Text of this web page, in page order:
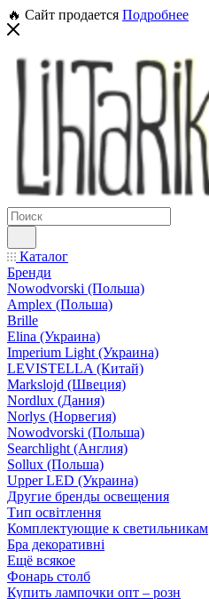
🔥 Сайт продается Подробнее
Каталог
Бренди
Nowodvorski (Польша)
Amplex (Польша)
Brille
Elina (Украина)
Imperium Light (Украина)
LEVISTELLA (Китай)
Markslojd (Швеция)
Nordlux (Дания)
Norlys (Норвегия)
Nowodvorski (Польша)
Searchlight (Англия)
Sollux (Польша)
Upper LED (Украина)
Другие бренды освещения
Тип освітлення
Комплектующие к светильникам
Бра декоративні
Ещё всякое
Фонарь столб
Купить лампочки опт – розн